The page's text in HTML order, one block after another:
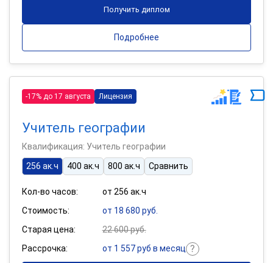
Получить диплом
Подробнее
-17% до 17 августа Лицензия
Учитель географии
Квалификация: Учитель географии
256 ак.ч
400 ак.ч 800 ак.ч Сравнить
Кол-во часов:
от 256 ак.ч
Стоимость:
от 18 680 руб.
Старая цена:
22 600 руб.
Рассрочка:
от 1 557 руб в месяц